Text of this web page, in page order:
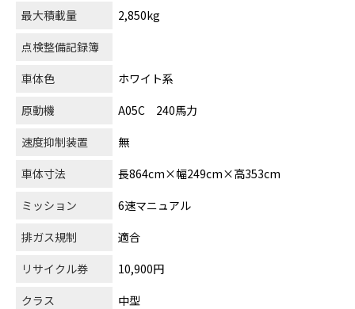
最大積載量
2,850kg
点検整備記録簿
車体色
ホワイト系
原動機
A05C 240馬力
速度抑制装置
無
車体寸法
長864cm×幅249cm×高353cm
ミッション
6速マニュアル
排ガス規制
適合
リサイクル券
10,900円
クラス
中型